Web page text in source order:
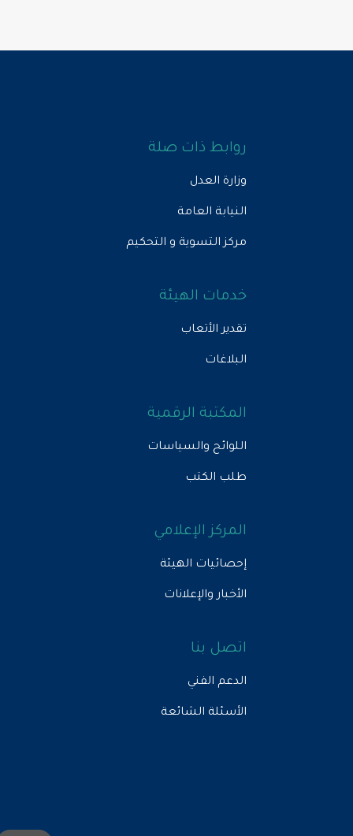
روابط ذات صلة
وزارة العدل
النيابة العامة
مركز التسوية و التحكيم
خدمات الهيئة
تقدير الأتعاب
البلاغات
المكتبة الرقمية
اللوائح والسياسات
طلب الكتب
المركز الإعلامي
إحصائيات الهيئة
الأخبار والإعلانات
اتصل بنا
الدعم الفني
الأسئلة الشائعة